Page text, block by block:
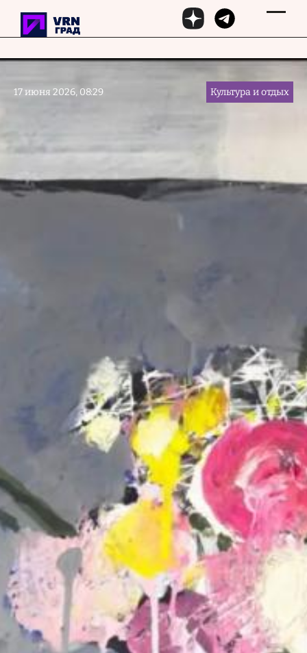
Перейти к основному содержанию
17 июня 2026, 08:29 Культура и отдых